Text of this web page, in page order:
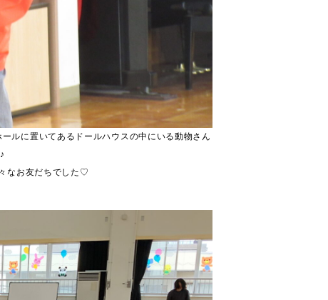
ルに置いてあるドールハウスの中にいる動物さん
なお友だちでした♡